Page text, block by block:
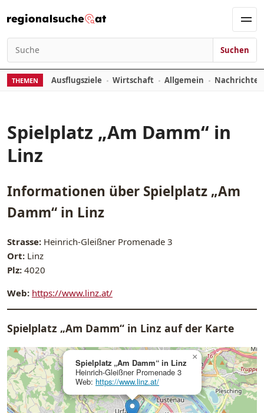
Suchen nach:
Suchen
THEMEN Ausflugsziele Wirtschaft Allgemein
Spielplatz „Am Damm“ in
Linz
Informationen über Spielplatz „Am
Damm“ in Linz
Strasse: Heinrich-Gleißner Promenade 3
Ort: Linz
Plz: 4020
Web: https://www.linz.at/
Spielplatz „Am Damm“ in Linz auf der Karte
Spielplatz „Am Damm“ in Linz
Heinrich-Gleißner Promenade 3
Web: https://www.linz.at/
×